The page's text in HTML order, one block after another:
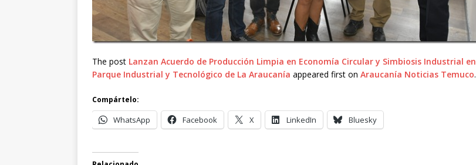
The post Lanzan Acuerdo de Producción Limpia en Economía Circular y Simbiosis Industrial en
Parque Industrial y Tecnológico de La Araucanía appeared first on Araucanía Noticias Temuco.
Compártelo:
WhatsApp Facebook X LinkedIn Bluesky